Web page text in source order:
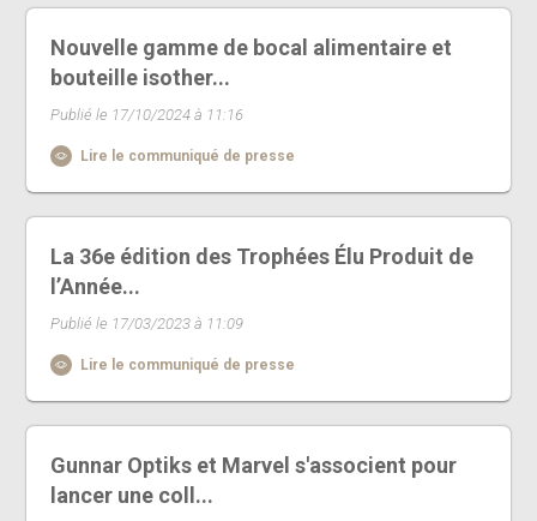
Nouvelle gamme de bocal alimentaire et
bouteille isother...
Publié le 17/10/2024 à 11:16
Lire le communiqué de presse
La 36e édition des Trophées Élu Produit de
l’Année...
Publié le 17/03/2023 à 11:09
Lire le communiqué de presse
Gunnar Optiks et Marvel s'associent pour
lancer une coll...